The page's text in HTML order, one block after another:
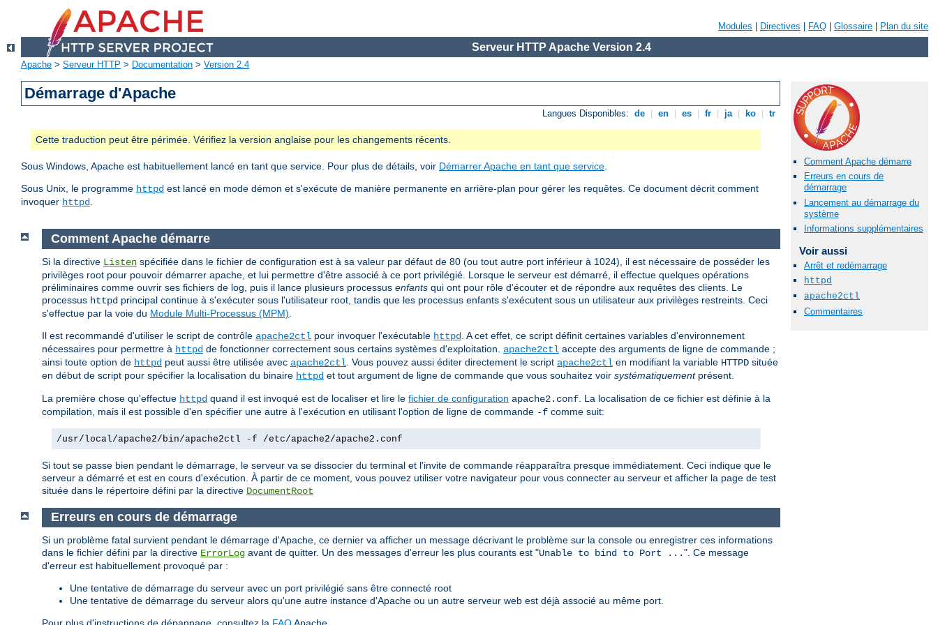
Modules Directives FAQ Glossaire Plan du site
Serveur HTTP Apache Version 2.4
Apache > Serveur HTTP > Documentation > Version 2.4
Démarrage d'Apache
Langues Disponibles: de en es fr ja ko tr
Cette traduction peut être périmée. Vérifiez la version anglaise pour les changements récents.
Sous Windows, Apache est habituellement lancé en tant que service. Pour plus de détails, voir Démarrer Apache en tant que service.
Sous Unix, le programme httpd est lancé en mode démon et s'exécute de manière permanente en arrière-plan pour gérer les requêtes. Ce document décrit comment
invoquer httpd.
Comment Apache démarre
Erreurs en cours de
démarrage
Lancement au démarrage du
système
Informations supplémentaires
Voir aussi
Arrêt et redémarrage
httpd
apache2ctl
Commentaires
Comment Apache démarre
Si la directive Listen spécifiée dans le fichier de configuration est à sa valeur par défaut de 80 (ou tout autre port inférieur à 1024), il est nécessaire de posséder les
privilèges root pour pouvoir démarrer apache, et lui permettre d'être associé à ce port privilégié. Lorsque le serveur est démarré, il effectue quelques opérations
préliminaires comme ouvrir ses fichiers de log, puis il lance plusieurs processus enfants qui ont pour rôle d'écouter et de répondre aux requêtes des clients. Le
processus httpd principal continue à s'exécuter sous l'utilisateur root, tandis que les processus enfants s'exécutent sous un utilisateur aux privilèges restreints. Ceci
s'effectue par la voie du Module Multi-Processus (MPM)
Il est recommandé d'utiliser le script de contrôle apache2ctl pour invoquer l'exécutable httpd . A cet effet, ce script définit certaines variables d'environnement
nécessaires pour permettre à httpd de fonctionner correctement sous certains systèmes d'exploitation. apache2ctl accepte des arguments de ligne de commande ;
ainsi toute option de httpd peut aussi être utilisée avec apache2ctl . Vous pouvez aussi éditer directement le script apache2ctl en modifiant la variable HTTPD située
en début de script pour spécifier la localisation du binaire httpd et tout argument de ligne de commande que vous souhaitez voir systématiquementprésent.
La première chose qu'effectue httpd quand il est invoqué est de localiser et lire le fichier de configuration apache2.conf . La localisation de ce fichier est définie à la
compilation, mais il est possible d'en spécifier une autre à l'exécution en utilisant l'option de ligne de commande -f comme suit:
/usr/local/apache2/bin/apache2ctl -f /etc/apache2/apache2.conf
Si tout se passe bien pendant le démarrage, le serveur va se dissocier du terminal et l'invite de commande réapparaîtra presque immédiatement. Ceci indique que le
serveur a démarré et est en cours d'exécution. À partir de ce moment, vous pouvez utiliser votre navigateur pour vous connecter au serveur et afficher la page de test
située dans le répertoire défini par la directive DocumentRoot
Erreurs en cours de démarrage
Si un problème fatal survient pendant le démarrage d'Apache, ce dernier va afficher un message décrivant le problème sur la console ou enregistrer ces informations
dans le fichier défini par la directive ErrorLog avant de quitter. Un des messages d'erreur les plus courants est "Unable to bind to Port ...". Ce message
d'erreur est habituellement provoqué par :
Une tentative de démarrage du serveur avec un port privilégié sans être connecté root
Une tentative de démarrage du serveur alors qu'une autre instance d'Apache ou un autre serveur web est déjà associé au même port.